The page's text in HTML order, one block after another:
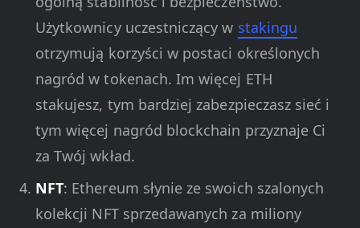
Użytkownicy uczestniczący w stakingu
otrzymują korzyści w postaci określonych
nagród w tokenach. Im więcej ETH
stakujesz, tym bardziej zabezpieczasz sieć i
tym więcej nagród blockchain przyznaje Ci
za Twój wkład.
NFT: Ethereum słynie ze swoich szalonych
kolekcji NFT sprzedawanych za miliony